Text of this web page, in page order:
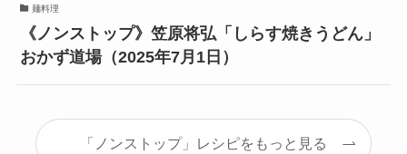
麺料理
《ノンストップ》笠原将弘「しらす焼きうどん」
おかず道場（2025年7月1日）
「ノンストップ」レシピをもっと見る